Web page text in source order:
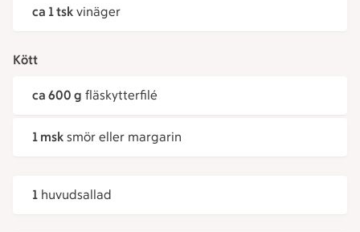
ca 1 tsk vinäger
Kött
ca 600 g fläskytterfilé
1 msk smör eller margarin
1 huvudsallad